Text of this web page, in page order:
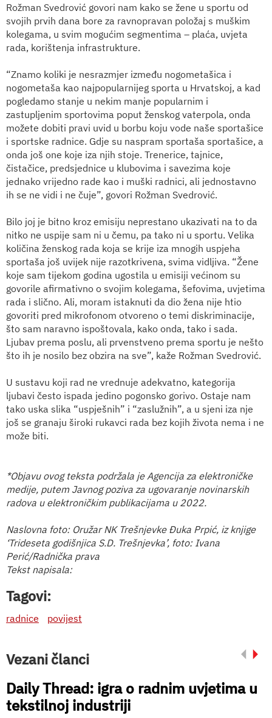
Rožman Svedrović govori nam kako se žene u sportu od
svojih prvih dana bore za ravnopravan položaj s muškim
kolegama, u svim mogućim segmentima – plaća, uvjeta
rada, korištenja infrastrukture.
“Znamo koliki je nesrazmjer između nogometašica i
nogometaša kao najpopularnijeg sporta u Hrvatskoj, a kad
pogledamo stanje u nekim manje popularnim i
zastupljenim sportovima poput ženskog vaterpola, onda
možete dobiti pravi uvid u borbu koju vode naše sportašice
i sportske radnice. Gdje su naspram sportaša sportašice, a
onda još one koje iza njih stoje. Trenerice, tajnice,
čistačice, predsjednice u klubovima i savezima koje
jednako vrijedno rade kao i muški radnici, ali jednostavno
ih se ne vidi i ne čuje”, govori Rožman Svedrović.
Bilo joj je bitno kroz emisiju neprestano ukazivati na to da
nitko ne uspije sam ni u čemu, pa tako ni u sportu. Velika
količina ženskog rada koja se krije iza mnogih uspjeha
sportaša još uvijek nije razotkrivena, svima vidljiva. “Žene
koje sam tijekom godina ugostila u emisiji većinom su
govorile afirmativno o svojim kolegama, šefovima, uvjetima
rada i slično. Ali, moram istaknuti da dio žena nije htio
govoriti pred mikrofonom otvoreno o temi diskriminacije,
što sam naravno ispoštovala, kako onda, tako i sada.
Ljubav prema poslu, ali prvenstveno prema sportu je nešto
što ih je nosilo bez obzira na sve”, kaže Rožman Svedrović.
U sustavu koji rad ne vrednuje adekvatno, kategorija
ljubavi često ispada jedino pogonsko gorivo. Ostaje nam
tako uska slika “uspješnih” i “zaslužnih”, a u sjeni iza nje
još se granaju široki rukavci rada bez kojih života nema i ne
može biti.
*Objavu ovog teksta podržala je Agencija za elektroničke
medije, putem Javnog poziva za ugovaranje novinarskih
radova u elektroničkim publikacijama u 2022.
Naslovna foto: Oružar NK Trešnjevke Đuka Prpić, iz knjige
‘Trideseta godišnjica S.D. Trešnjevka’, foto: Ivana
Perić/Radnička prava
Tekst napisala:
Tagovi:
radnice povijest
Vezani članci
Daily Thread: igra o radnim uvjetima u
tekstilnoj industriji